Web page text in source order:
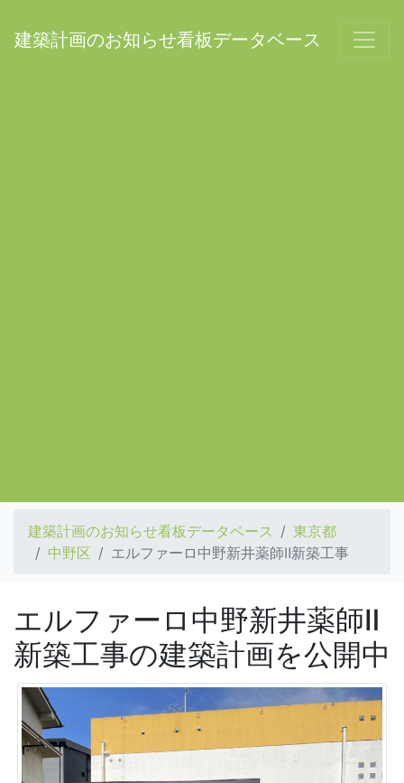
建築計画のお知らせ看板データベース
建築計画のお知らせ看板データベース
東京都
中野区
エルファーロ中野新井薬師Ⅱ新築工事
エルファーロ中野新井薬師Ⅱ
新築工事の建築計画を公開中